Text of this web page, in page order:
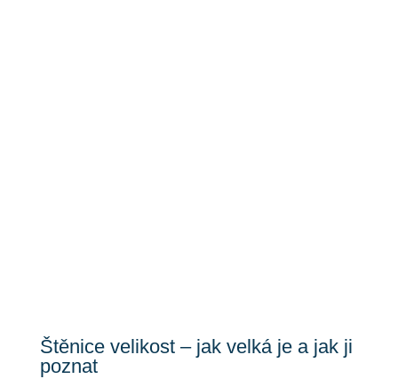
Štěnice velikost – jak velká je a jak ji
poznat